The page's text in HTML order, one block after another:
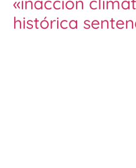
histórica